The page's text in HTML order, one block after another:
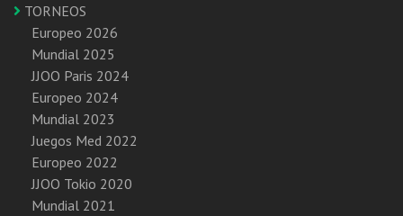
TORNEOS
Europeo 2026
Mundial 2025
JJOO Paris 2024
Europeo 2024
Mundial 2023
Juegos Med 2022
Europeo 2022
JJOO Tokio 2020
Mundial 2021